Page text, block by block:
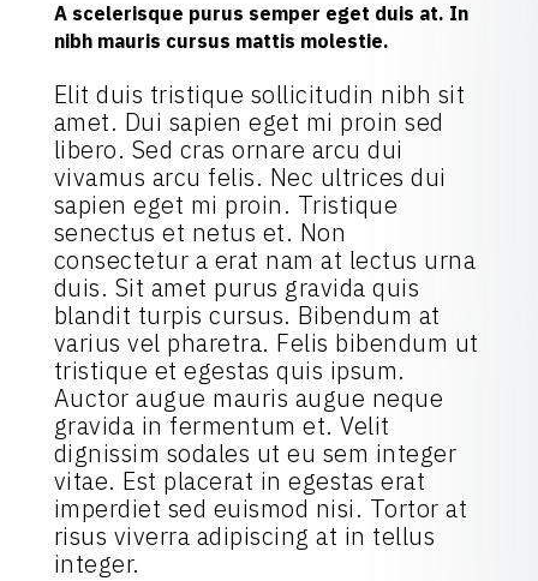
A scelerisque purus semper eget duis at. In
nibh mauris cursus mattis molestie.
Elit duis tristique sollicitudin nibh sit
amet. Dui sapien eget mi proin sed
libero. Sed cras ornare arcu dui
vivamus arcu felis. Nec ultrices dui
sapien eget mi proin. Tristique
senectus et netus et. Non
consectetur a erat nam at lectus urna
duis. Sit amet purus gravida quis
blandit turpis cursus. Bibendum at
varius vel pharetra. Felis bibendum ut
tristique et egestas quis ipsum.
Auctor augue mauris augue neque
gravida in fermentum et. Velit
dignissim sodales ut eu sem integer
vitae. Est placerat in egestas erat
imperdiet sed euismod nisi. Tortor at
risus viverra adipiscing at in tellus
integer.